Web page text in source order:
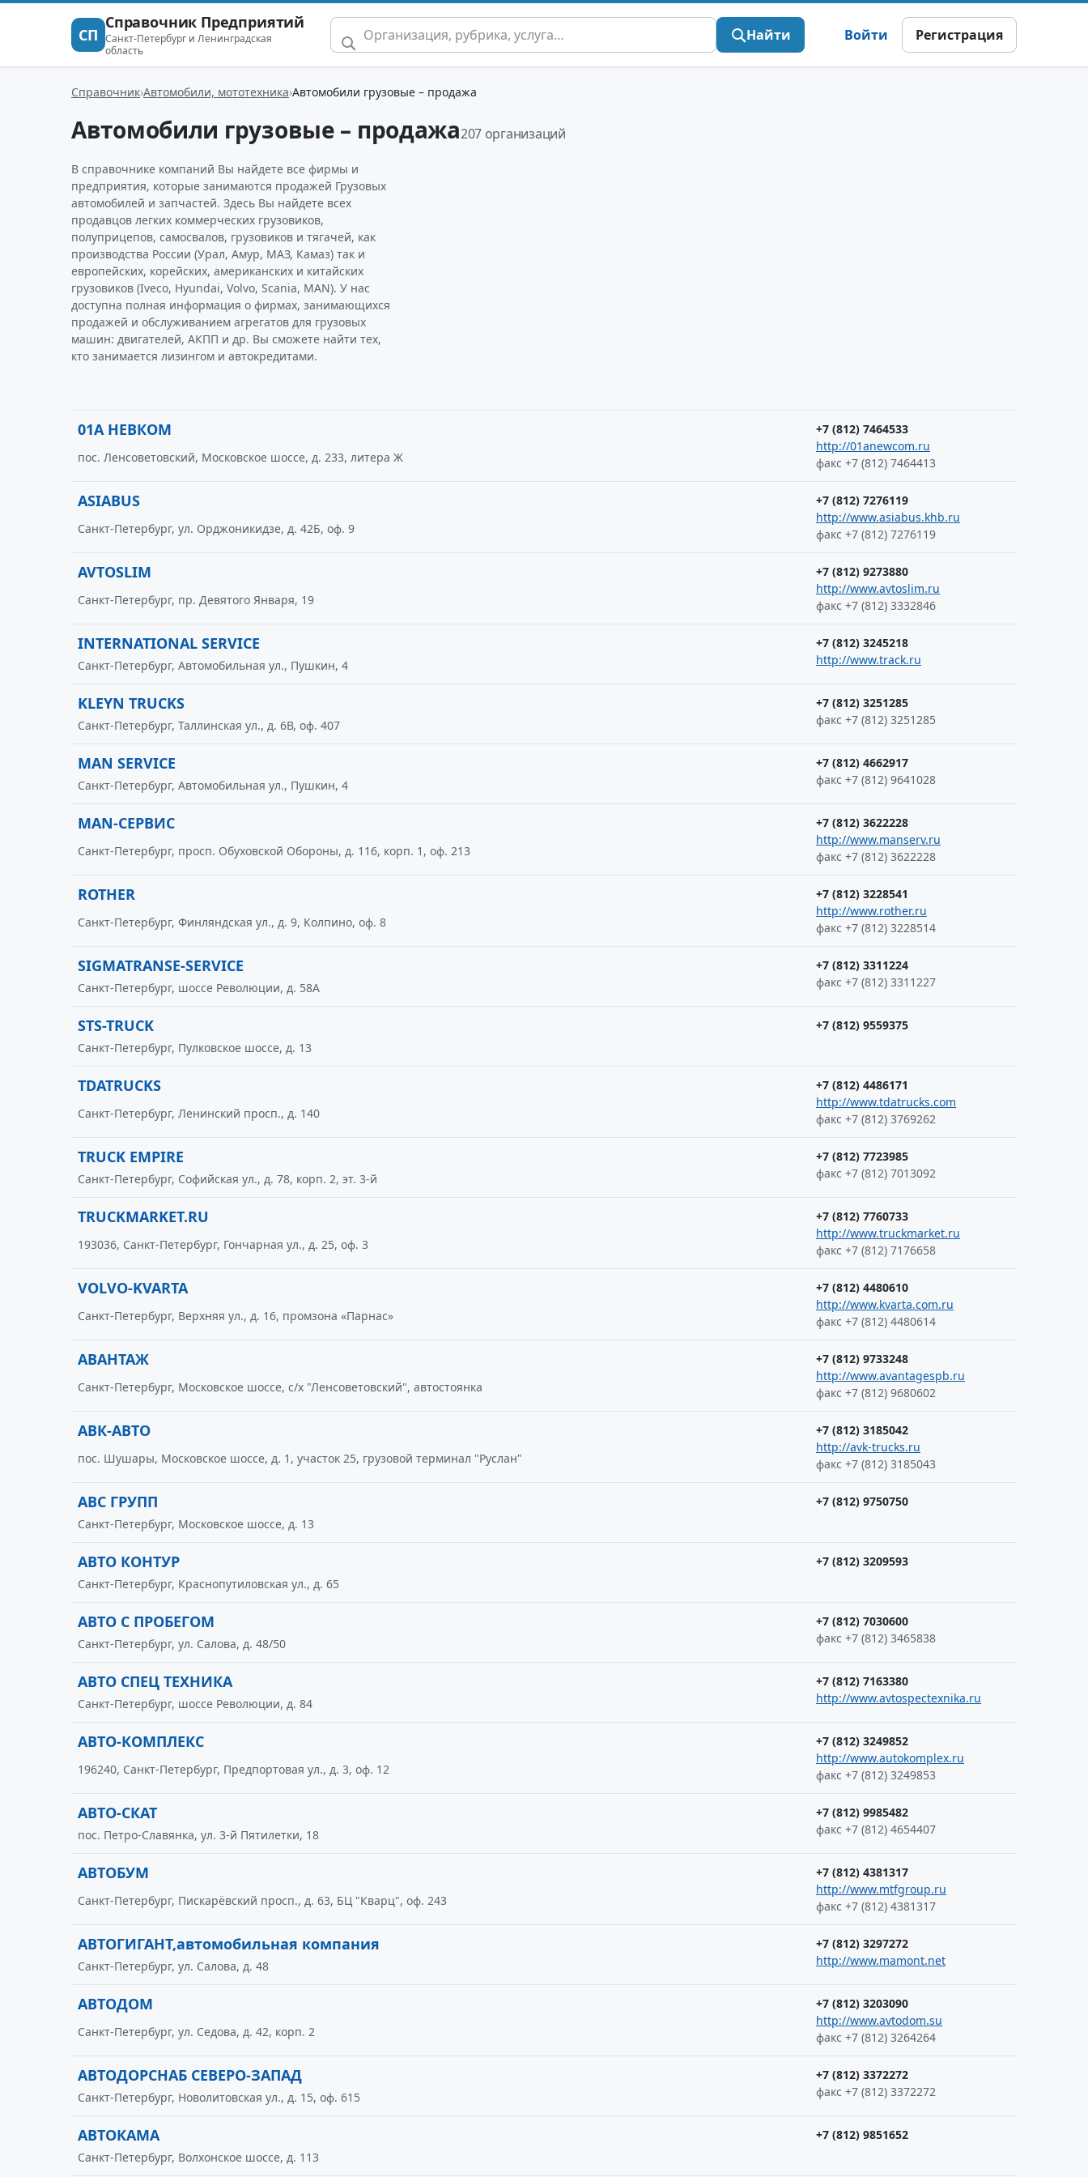
СП
Справочник Предприятий
Санкт-Петербург и Ленинградская
область
Найти Войти Регистрация
Справочник Автомобили, мототехника Автомобили грузовые – продажа
Автомобили грузовые – продажа207 организаций
В справочнике компаний Вы найдете все фирмы и
предприятия, которые занимаются продажей Грузовых
автомобилей и запчастей. Здесь Вы найдете всех
продавцов легких коммерческих грузовиков,
полуприцепов, самосвалов, грузовиков и тягачей, как
производства России (Урал, Амур, МАЗ, Камаз) так и
европейских, корейских, американских и китайских
грузовиков (Iveco, Hyundai, Volvo, Scania, MAN). У нас
доступна полная информация о фирмах, занимающихся
продажей и обслуживанием агрегатов для грузовых
машин: двигателей, АКПП и др. Вы сможете найти тех,
кто занимается лизингом и автокредитами.
01А НЕВКОМ
+7 (812) 7464533
http://01anewcom.ru
факс +7 (812) 7464413
пос. Ленсоветовский, Московское шоссе, д. 233, литера Ж
ASIABUS
+7 (812) 7276119
http://www.asiabus.khb.ru
факс +7 (812) 7276119
Санкт-Петербург, ул. Орджоникидзе, д. 42Б, оф. 9
AVTOSLIM
+7 (812) 9273880
http://www.avtoslim.ru
факс +7 (812) 3332846
Санкт-Петербург, пр. Девятого Января, 19
INTERNATIONAL SERVICE
+7 (812) 3245218
http://www.track.ru
Санкт-Петербург, Автомобильная ул., Пушкин, 4
KLEYN TRUCKS
+7 (812) 3251285
факс +7 (812) 3251285
Санкт-Петербург, Таллинская ул., д. 6В, оф. 407
MAN SERVICE
+7 (812) 4662917
факс +7 (812) 9641028
Санкт-Петербург, Автомобильная ул., Пушкин, 4
MAN-СЕРВИС
+7 (812) 3622228
http://www.manserv.ru
факс +7 (812) 3622228
Санкт-Петербург, просп. Обуховской Обороны, д. 116, корп. 1, оф. 213
ROTHER
+7 (812) 3228541
http://www.rother.ru
факс +7 (812) 3228514
Санкт-Петербург, Финляндская ул., д. 9, Колпино, оф. 8
SIGMATRANSE-SERVICE
+7 (812) 3311224
факс +7 (812) 3311227
Санкт-Петербург, шоссе Революции, д. 58А
STS-TRUCK
+7 (812) 9559375
Санкт-Петербург, Пулковское шоссе, д. 13
TDATRUCKS
+7 (812) 4486171
http://www.tdatrucks.com
факс +7 (812) 3769262
Санкт-Петербург, Ленинский просп., д. 140
TRUCK EMPIRE
+7 (812) 7723985
факс +7 (812) 7013092
Санкт-Петербург, Софийская ул., д. 78, корп. 2, эт. 3-й
TRUCKMARKET.RU
+7 (812) 7760733
http://www.truckmarket.ru
факс +7 (812) 7176658
193036, Санкт-Петербург, Гончарная ул., д. 25, оф. 3
VOLVO-KVARTA
+7 (812) 4480610
http://www.kvarta.com.ru
факс +7 (812) 4480614
Санкт-Петербург, Верхняя ул., д. 16, промзона «Парнас»
АВАНТАЖ
+7 (812) 9733248
http://www.avantagespb.ru
факс +7 (812) 9680602
Санкт-Петербург, Московское шоссе, с/х "Ленсоветовский", автостоянка
АВК-АВТО
+7 (812) 3185042
http://avk-trucks.ru
факс +7 (812) 3185043
пос. Шушары, Московское шоссе, д. 1, участок 25, грузовой терминал "Руслан"
АВС ГРУПП
+7 (812) 9750750
Санкт-Петербург, Московское шоссе, д. 13
АВТО КОНТУР
+7 (812) 3209593
Санкт-Петербург, Краснопутиловская ул., д. 65
АВТО С ПРОБЕГОМ
+7 (812) 7030600
факс +7 (812) 3465838
Санкт-Петербург, ул. Салова, д. 48/50
АВТО СПЕЦ ТЕХНИКА
+7 (812) 7163380
http://www.avtospectexnika.ru
Санкт-Петербург, шоссе Революции, д. 84
АВТО-КОМПЛЕКС
+7 (812) 3249852
http://www.autokomplex.ru
факс +7 (812) 3249853
196240, Санкт-Петербург, Предпортовая ул., д. 3, оф. 12
АВТО-СКАТ
+7 (812) 9985482
факс +7 (812) 4654407
пос. Петро-Славянка, ул. 3-й Пятилетки, 18
АВТОБУМ
+7 (812) 4381317
http://www.mtfgroup.ru
факс +7 (812) 4381317
Санкт-Петербург, Пискарёвский просп., д. 63, БЦ "Кварц", оф. 243
АВТОГИГАНТ,автомобильная компания
+7 (812) 3297272
http://www.mamont.net
Санкт-Петербург, ул. Салова, д. 48
АВТОДОМ
+7 (812) 3203090
http://www.avtodom.su
факс +7 (812) 3264264
Санкт-Петербург, ул. Седова, д. 42, корп. 2
АВТОДОРСНАБ СЕВЕРО-ЗАПАД
+7 (812) 3372272
факс +7 (812) 3372272
Санкт-Петербург, Новолитовская ул., д. 15, оф. 615
АВТОКАМА
+7 (812) 9851652
Санкт-Петербург, Волхонское шоссе, д. 113